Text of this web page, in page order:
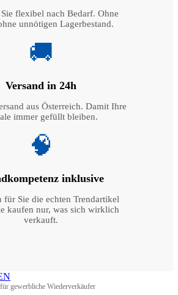
flexibel nach Bedarf. Ohne
unnötigen Lagerbestand.
🚚
Versand in 24h
aus Österreich. Damit Ihre
immer gefüllt bleiben.
🧠
inklusive
für Sie die echten Trendartikel
kaufen nur, was sich wirklich
verkauft.
gewerbliche Wiederverkäufer